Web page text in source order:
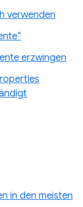
verwenden
erzwingen
in den meisten